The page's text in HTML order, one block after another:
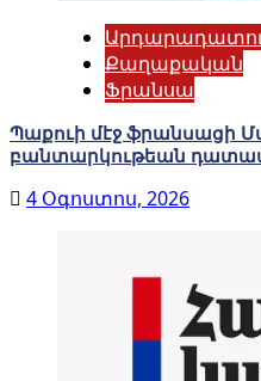
Քաղաքական
Ֆրանսա
Պաքուի մէջ ֆրանսացի
բանտարկութեան
4 Օգոստոս, 2026